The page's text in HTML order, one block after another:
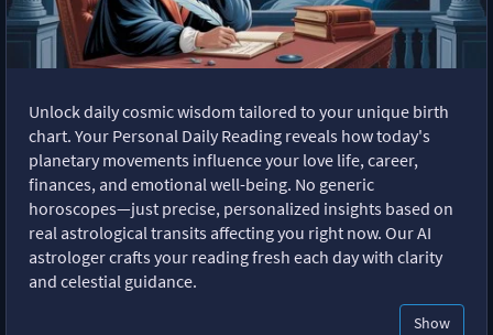
Unlock daily cosmic wisdom tailored to your unique birth
chart. Your Personal Daily Reading reveals how today's
planetary movements influence your love life, career,
finances, and emotional well-being. No generic
horoscopes—just precise, personalized insights based on
real astrological transits affecting you right now. Our AI
astrologer crafts your reading fresh each day with clarity
and celestial guidance.
Show